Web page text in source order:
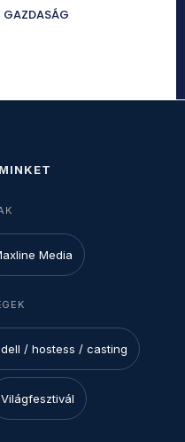
GAZDASÁG
Media
/ hostess / casting
Világfesztivál